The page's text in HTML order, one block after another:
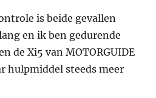
is beide gevallen
en ik ben gedurende
de Xi5 van MOTORGUIDE
hulpmiddel steeds meer